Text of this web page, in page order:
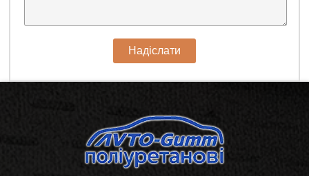
Надіслати